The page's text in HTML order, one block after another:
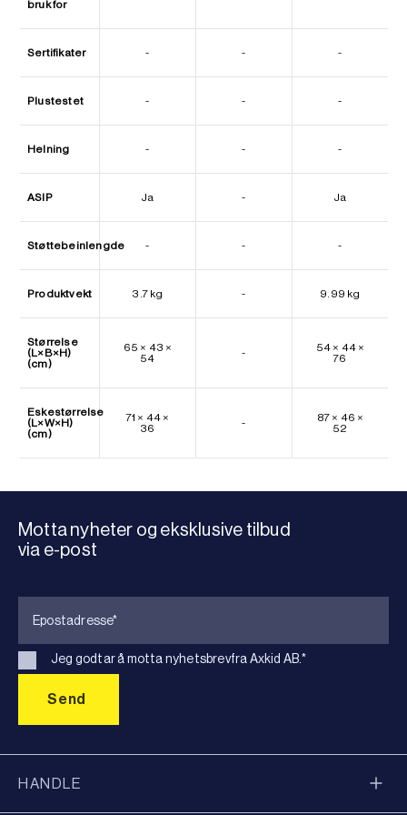
bruk for
Sertifikater - - -
Plustestet - - -
Helning - - -
ASIP Ja - Ja
Støttebeinlengde - - -
Produktvekt 3.7 kg - 9.99 kg
Størrelse
(L×B×H)
(cm)
65 × 43 ×
54
-
54 × 44 ×
76
Eskestørrelse
(L×W×H)
(cm)
71 × 44 ×
36
-
87 × 46 ×
52
Motta nyheter og eksklusive tilbud
via e-post
Jeg godtar å motta nyhetsbrevfra Axkid AB.*
HANDLE